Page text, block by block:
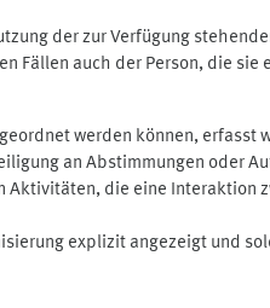
der zur Verfügung
Fällen auch der Person, die sie
werden können, erfasst
an Abstimmungen oder
die eine Interaktion
explizit angezeigt und